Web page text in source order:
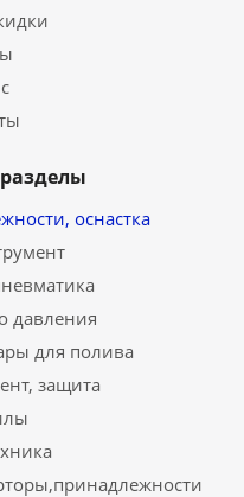
оснастка
давления
для полива
защита